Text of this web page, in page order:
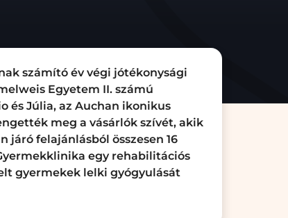
számító év végi jótékonysági
Egyetem II. számú
és Júlia, az Auchan ikonikus
meg a vásárlók szívét, akik
járó felajánlásból összesen 16
egy rehabilitációs
gyermekek lelki gyógyulását